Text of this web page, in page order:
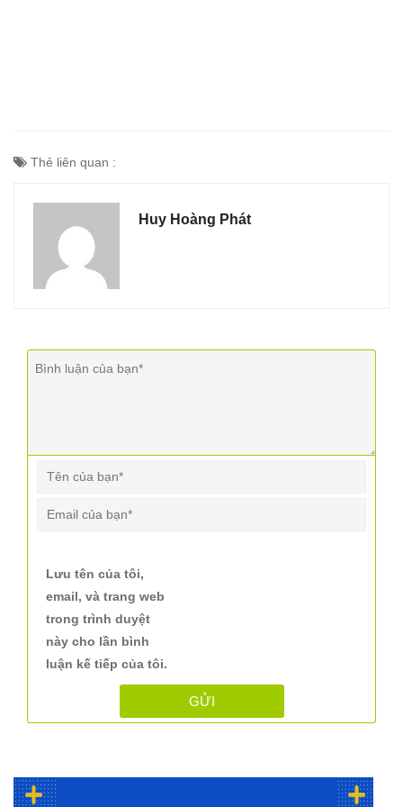
Thẻ liên quan :
Huy Hoàng Phát
Lưu tên của tôi,
email, và trang web
trong trình duyệt
này cho lần bình
luận kế tiếp của tôi.